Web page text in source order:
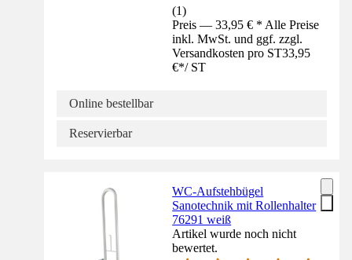
(1)
Preis — 33,95 € * Alle Preise
inkl. MwSt. und ggf. zzgl.
Versandkosten pro ST33,95
€*/ ST
Online bestellbar
Reservierbar
WC-Aufstehbügel
Sanotechnik mit Rollenhalter
76291 weiß
Artikel wurde noch nicht
bewertet.